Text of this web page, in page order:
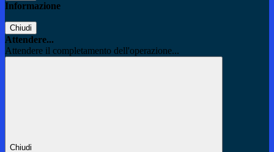
Informazione
Chiudi
Attendere...
Attendere il completamento dell'operazione...
Chiudi